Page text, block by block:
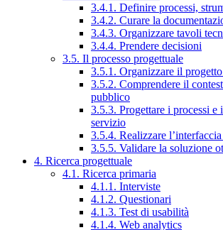
3.4.1. Definire processi,
3.4.2. Curare la
3.4.3. Organizzare tavoli
3.4.4. Prendere decisioni
3.5. Il processo progettuale
3.5.1. Organizzare il
3.5.2. Comprendere il
pubblico
3.5.3. Progettare i processi e i
servizio
3.5.4. Realizzare
3.5.5. Validare la soluzione
4. Ricerca progettuale
4.1. Ricerca primaria
4.1.1. Interviste
4.1.2. Questionari
4.1.3. Test di usabilità
4.1.4. Web analytics